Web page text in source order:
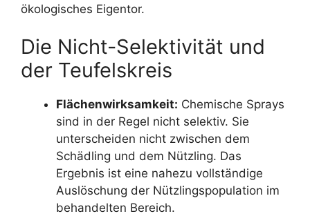
ökologisches Eigentor.
Die Nicht-Selektivität und
der Teufelskreis
Flächenwirksamkeit: Chemische Sprays
sind in der Regel nicht selektiv. Sie
unterscheiden nicht zwischen dem
Schädling und dem Nützling. Das
Ergebnis ist eine nahezu vollständige
Auslöschung der Nützlingspopulation im
behandelten Bereich.